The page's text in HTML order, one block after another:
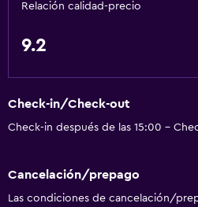
Relación calidad-precio
9.2
Check-in/Check-out
Check-in después de las 15:00 -
Cancelación/prepago
Las condiciones de cancelación/